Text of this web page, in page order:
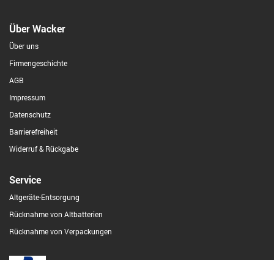
Über Wacker
Über uns
Firmengeschichte
AGB
Impressum
Datenschutz
Barrierefreiheit
Widerruf & Rückgabe
Service
Altgeräte-Entsorgung
Rücknahme von Altbatterien
Rücknahme von Verpackungen